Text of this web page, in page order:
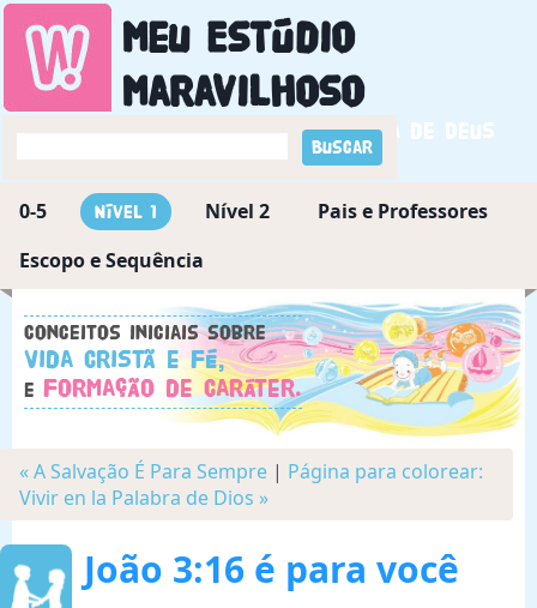
Meu Estúdio
Maravilhoso
Descobrindo a maravilha de Deus
0-5 Nível 1 Nível 2
Pais e Professores
Escopo e Sequência
Conceitos iniciais sobre
Vida Cristã e Fé,
e Formação de Caráter.
« A Salvação É Para Sempre | Página para colorear:
Vivir en la Palabra de Dios »
João 3:16 é para você